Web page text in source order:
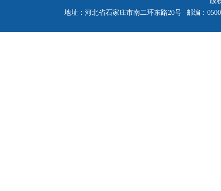
地址：河北省石家庄市南二环东路20号
邮编：